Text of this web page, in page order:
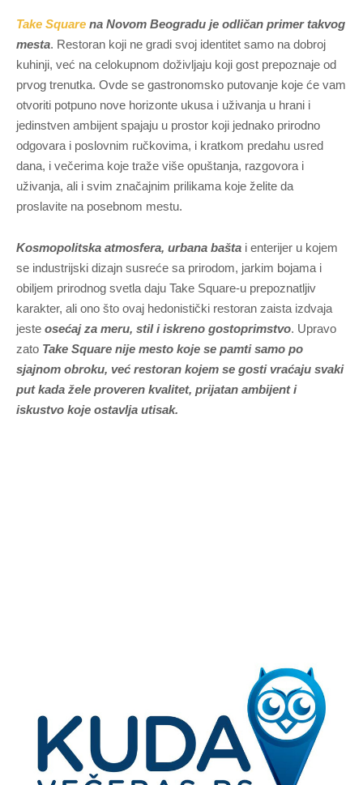
Take Square na Novom Beogradu je odličan primer takvog
mesta. Restoran koji ne gradi svoj identitet samo na dobroj
kuhinji, već na celokupnom doživljaju koji gost prepoznaje od
prvog trenutka. Ovde se gastronomsko putovanje koje će vam
otvoriti potpuno nove horizonte ukusa i uživanja u hrani i
jedinstven ambijent spajaju u prostor koji jednako prirodno
odgovara i poslovnim ručkovima, i kratkom predahu usred
dana, i večerima koje traže više opuštanja, razgovora i
uživanja, ali i svim značajnim prilikama koje želite da
proslavite na posebnom mestu.
Kosmopolitska atmosfera, urbana bašta i enterijer u kojem
se industrijski dizajn susreće sa prirodom, jarkim bojama i
obiljem prirodnog svetla daju Take Square-u prepoznatljiv
karakter, ali ono što ovaj hedonistički restoran zaista izdvaja
jeste osećaj za meru, stil i iskreno gostoprimstvo. Upravo
zato Take Square nije mesto koje se pamti samo po
sjajnom obroku, već restoran kojem se gosti vraćaju svaki
put kada žele proveren kvalitet, prijatan ambijent i
iskustvo koje ostavlja utisak.